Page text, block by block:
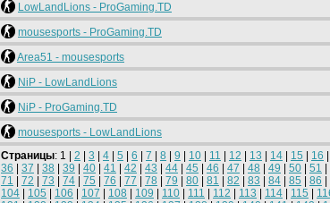
LowLandLions - ProGaming.TD
mousesports - ProGaming.TD
Area51 - mousesports
NiP - LowLandLions
NiP - ProGaming.TD
mousesports - LowLandLions
Страницы: 1 | 2 3 4 5 6 7 8 9 10 11 12 13 14 15 16
36
37 38 39 40 41 42 43 44 45 46 47 48 49 50 51
71
72 73 74 75 76 77 78 79 80 81 82 83 84 85 86
104
105 106 107 108 109 110 111 112 113 114 115